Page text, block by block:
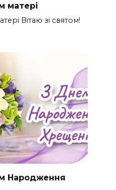
матері
Вітаю зі святом!
Народження